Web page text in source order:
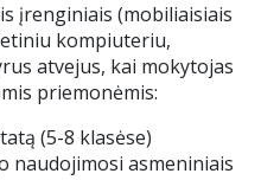
įrenginiais (mobiliaisiais
kompiuteriu,
atvejus, kai mokytojas
priemonėmis:
(5-8 klasėse)
naudojimosi asmeniniais